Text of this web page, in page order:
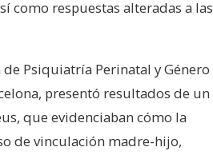
como respuestas alteradas a las
Psiquiatría Perinatal y Género
presentó resultados de un
que evidenciaban cómo la
de vinculación madre-hijo,